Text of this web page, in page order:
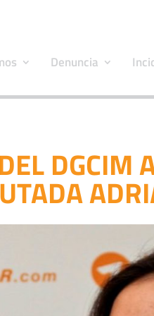
Denuncia
DGCIM